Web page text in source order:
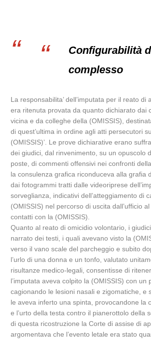
Configurabilità
complesso
La responsabilita’ dell’imputata per il reato di
era ritenuta provata da quanto dichiarato dai
vicina e da colleghe della (OMISSIS),
di quest’ultima in ordine agli atti persecutori
(OMISSIS)’. Le prove dichiarative erano
dei giudici, dal rinvenimento, su un opuscolo
poste, di commenti offensivi nei confronti
la consulenza grafica riconduceva alla grafia
dai fotogrammi tratti dalle videoriprese
sorveglianza, indicativi dell’atteggiamento di
(OMISSIS) nel percorso di uscita dall’ufficio
contatti con la (OMISSIS).
Quanto al reato di omicidio volontario, i
narrato dei testi, i quali avevano visto la
verso il vano scale del parcheggio e subito
l’urlo di una donna e un tonfo, valutato
risultanze medico-legali, consentisse di
l’imputata aveva colpito la (OMISSIS) con un
cagionando le lesioni nasali e zigomatiche, e
le aveva inferto una spinta, provocandone la
e l’urto della testa contro il pianerottolo della
di questa ricostruzione la Corte di assise di
argomentava che l’evento letale era stato